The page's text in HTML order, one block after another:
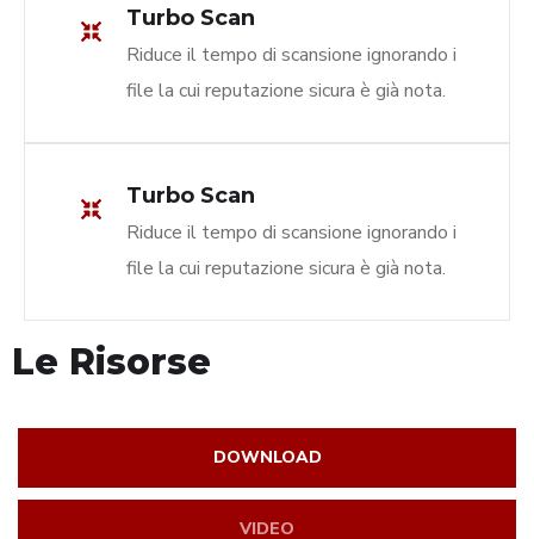
Turbo Scan
Riduce il tempo di scansione ignorando i
file la cui reputazione sicura è già nota.
Turbo Scan
Riduce il tempo di scansione ignorando i
file la cui reputazione sicura è già nota.
Le Risorse
DOWNLOAD
VIDEO